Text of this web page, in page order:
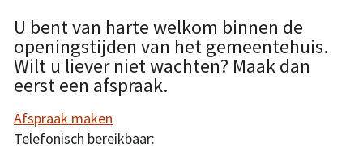
U bent van harte welkom binnen de
openingstijden van het gemeentehuis.
Wilt u liever niet wachten? Maak dan
eerst een afspraak.
Afspraak maken
Telefonisch bereikbaar: